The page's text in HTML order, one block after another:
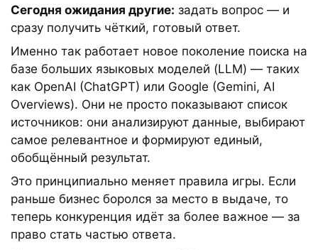
Сегодня ожидания другие: задать вопрос — и
сразу получить чёткий, готовый ответ.
Именно так работает новое поколение поиска на
базе больших языковых моделей (LLM) — таких
как OpenAI (ChatGPT) или Google (Gemini, AI
Overviews). Они не просто показывают список
источников: они анализируют данные, выбирают
самое релевантное и формируют единый,
обобщённый результат.
Это принципиально меняет правила игры. Если
раньше бизнес боролся за место в выдаче, то
теперь конкуренция идёт за более важное — за
право стать частью ответа.